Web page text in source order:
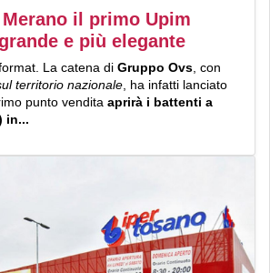
il primo Upim
e più elegante
La catena di Gruppo Ovs , con
territorio nazionale , ha infatti lanciato
punto vendita aprirà i battenti a
in...